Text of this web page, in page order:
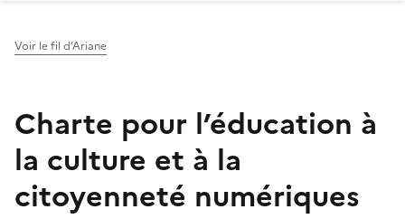
Voir le fil d’Ariane
Charte pour l’éducation à
la culture et à la
citoyenneté numériques